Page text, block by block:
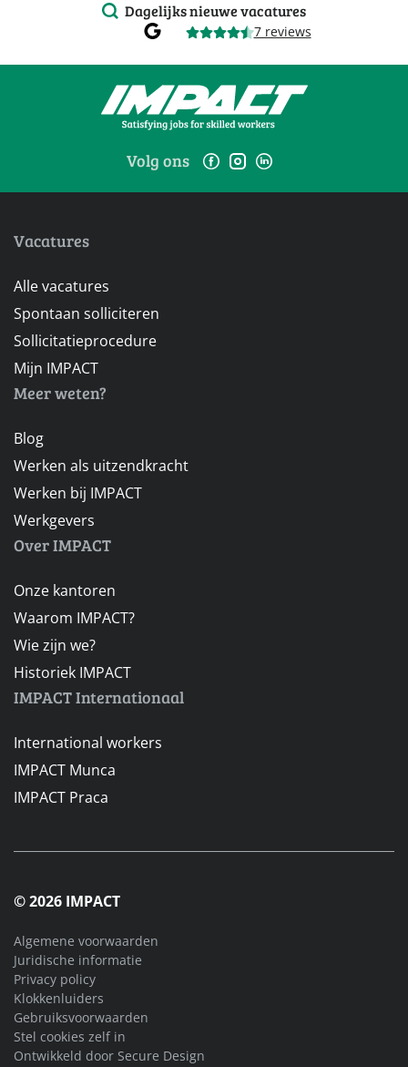
Dagelijks nieuwe vacatures
7 reviews
Volg ons
Vacatures
Alle vacatures
Spontaan solliciteren
Sollicitatieprocedure
Mijn IMPACT
Meer weten?
Blog
Werken als uitzendkracht
Werken bij IMPACT
Werkgevers
Over IMPACT
Onze kantoren
Waarom IMPACT?
Wie zijn we?
Historiek IMPACT
IMPACT Internationaal
International workers
IMPACT Munca
IMPACT Praca
© 2026 IMPACT
Algemene voorwaarden
Juridische informatie
Privacy policy
Klokkenluiders
Gebruiksvoorwaarden
Stel cookies zelf in
Ontwikkeld door Secure Design